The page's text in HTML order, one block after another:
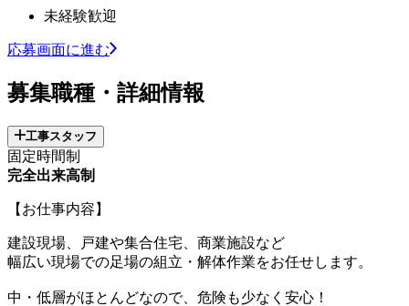
未経験歓迎
応募画面に進む
募集職種・詳細情報
工事スタッフ
固定時間制
完全出来高制
【お仕事内容】
建設現場、戸建や集合住宅、商業施設など
幅広い現場での足場の組立・解体作業をお任せします。
中・低層がほとんどなので、危険も少なく安心！